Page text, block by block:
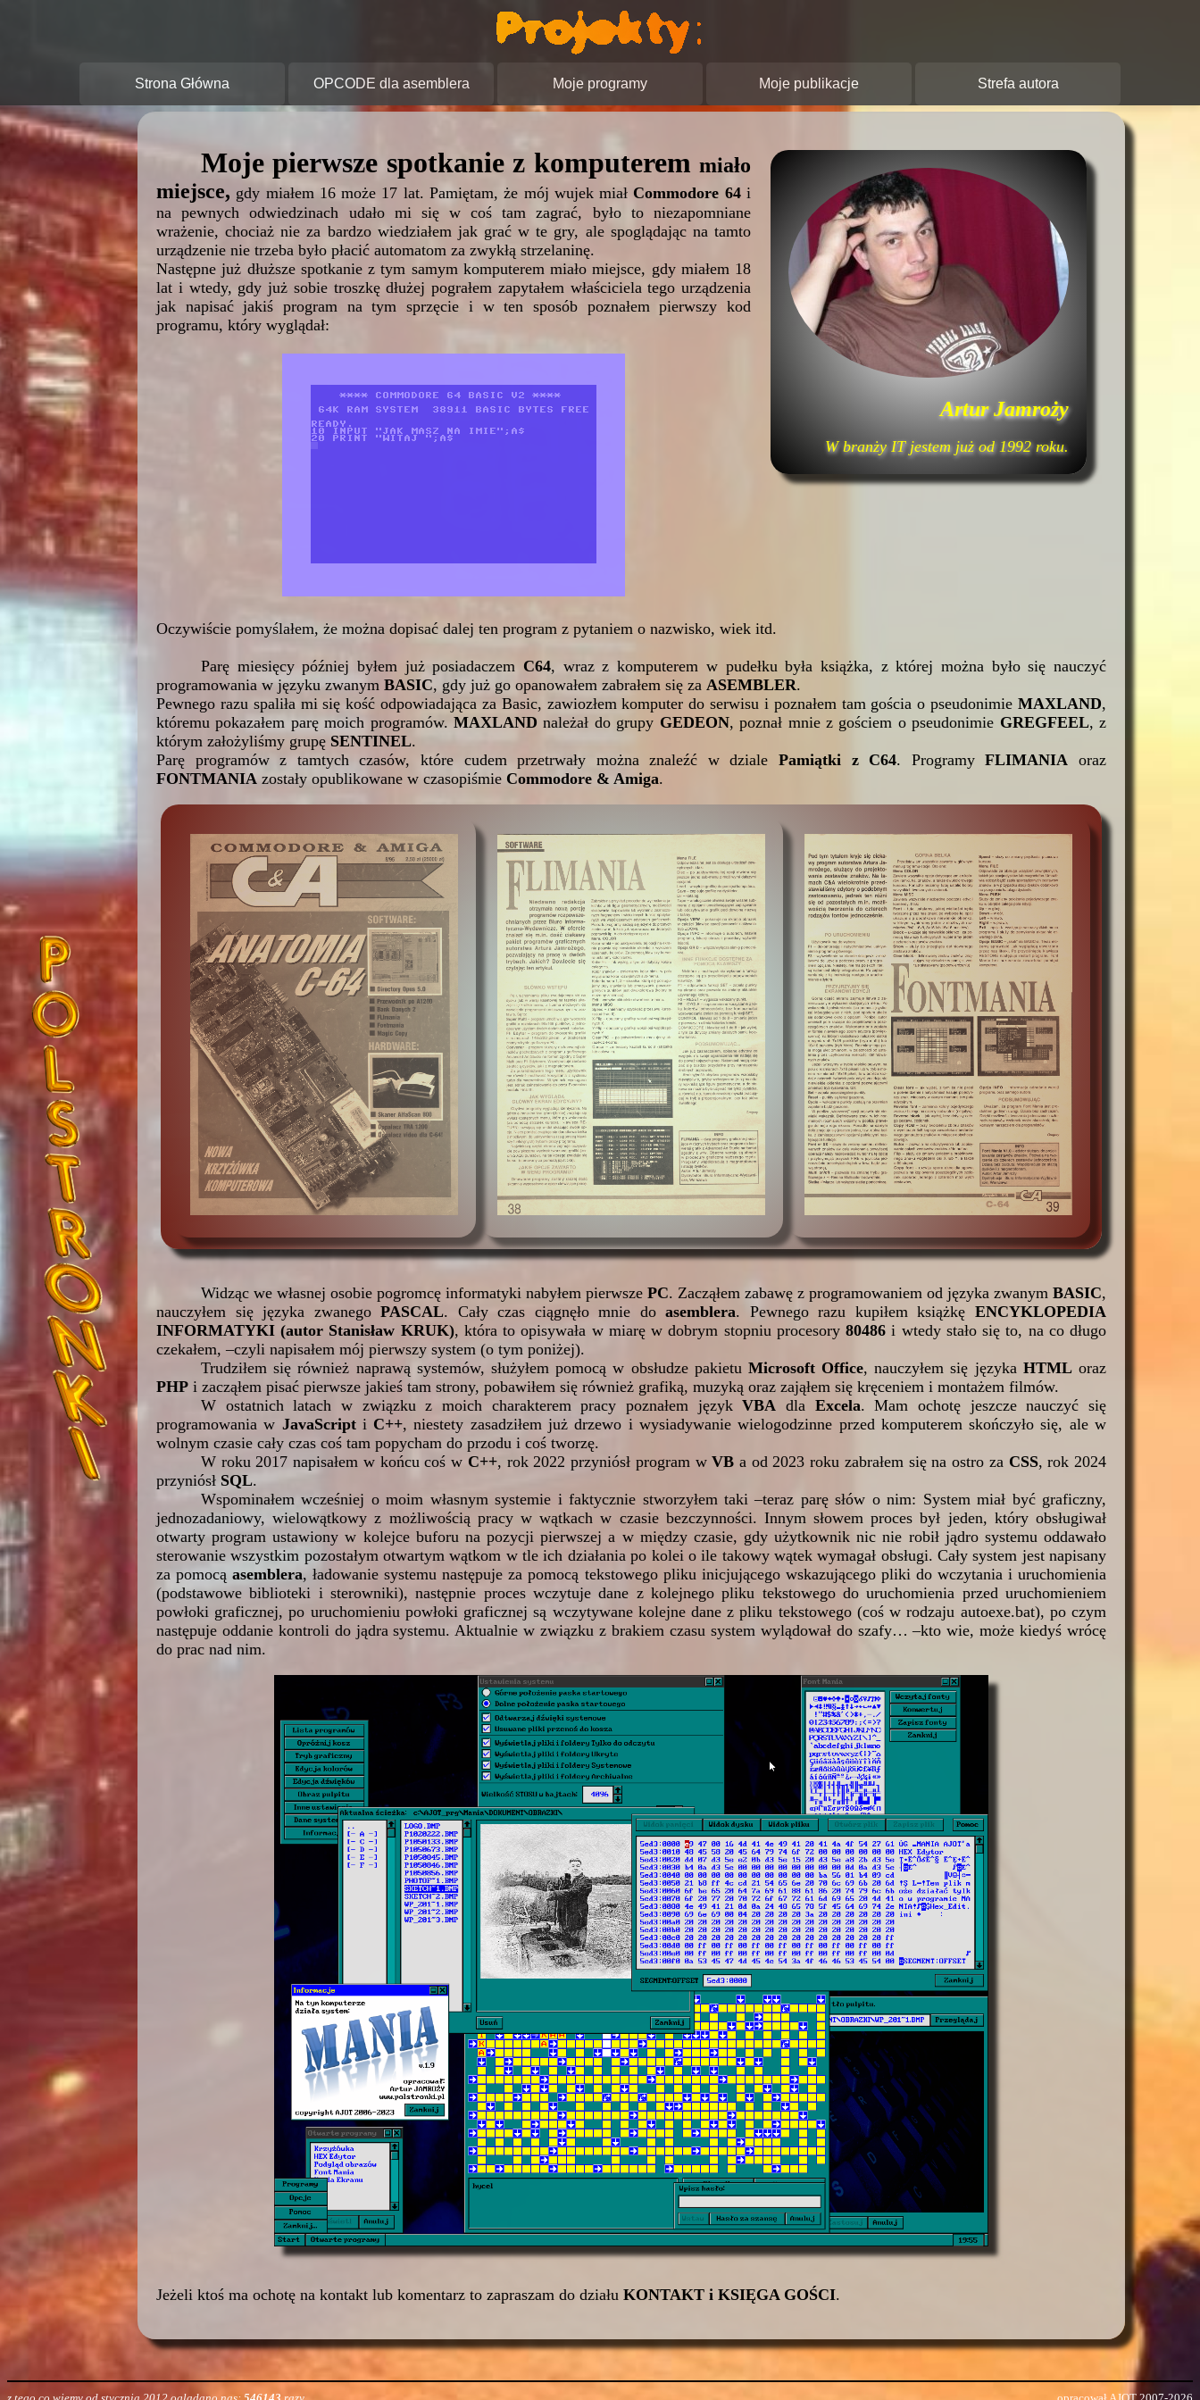
Opracowanie strony:
Strona Główna OPCODE dla asemblera Moje programy Moje publikacje Strefa autora
Artur Jamroży
W branży IT jestem już od 1992 roku.
Moje pierwsze spotkanie z komputerem miało
miejsce, gdy miałem 16 może 17 lat. Pamiętam, że mój wujek miał Commodore 64i
na pewnych odwiedzinach udało mi się w coś tam zagrać, było to niezapomniane
wrażenie, chociaż nie za bardzo wiedziałem jak grać w te gry, ale spoglądając na tamto
urządzenie nie trzeba było płacić automatom za zwykłą strzelaninę.
Następne już dłuższe spotkanie z tym samym komputerem miało miejsce, gdy miałem 18
lat i wtedy, gdy już sobie troszkę dłużej pograłem zapytałem właściciela tego urządzenia
jak napisać jakiś program na tym sprzęcie i w ten sposób poznałem pierwszy kod
programu, który wyglądał:
Oczywiście pomyślałem, że można dopisać dalej ten program z pytaniem o nazwisko, wiek itd.
Parę miesięcy później byłem już posiadaczem C64, wraz z komputerem w pudełku była książka, z której można było się nauczyć
programowania w języku zwanym BASIC, gdy już go opanowałem zabrałem się za ASEMBLER.
Pewnego razu spaliła mi się kość odpowiadająca za Basic, zawiozłem komputer do serwisu i poznałem tam gościa o pseudonimie MAXLAND,
któremu pokazałem parę moich programów.MAXLAND należał do grupy GEDEON, poznał mnie z gościem o pseudonimie GREGFEEL, z
którym założyliśmy grupę SENTINEL.
Parę programów z tamtych czasów, które cudem przetrwały można znaleźć w dzialePamiątki z C64. ProgramyFLIMANIA oraz
FONTMANIA zostały opublikowane w czasopiśmie Commodore & Amiga.
Widząc we własnej osobie pogromcę informatyki nabyłem pierwsze PC. Zacząłem zabawę z programowaniem od języka zwanym BASIC,
nauczyłem się języka zwanegoPASCAL. Cały czas ciągnęło mnie doasemblera. Pewnego razu kupiłem książkęENCYKLOPEDIA
INFORMATYKI (autor Stanisław KRUK), która to opisywała w miarę w dobrym stopniu procesory80486 i wtedy stało się to, na co długo
czekałem, –czyli napisałem mój pierwszy system (o tym poniżej).
Trudziłem się również naprawą systemów, służyłem pomocą w obsłudze pakietu Microsoft Office, nauczyłem się języka HTMLoraz
PHP i zacząłem pisać pierwsze jakieś tam strony, pobawiłem się również grafiką, muzyką oraz zająłem się kręceniem i montażem filmów.
W ostatnich latach w związku z moich charakterem pracy poznałem językVBA dla Excela. Mam ochotę jeszcze nauczyć się
programowania w JavaScripti C++, niestety zasadziłem już drzewo i wysiadywanie wielogodzinne przed komputerem skończyło się, ale w
wolnym czasie cały czas coś tam popycham do przodu i coś tworzę.
W roku 2017 napisałem w końcu coś w C++, rok 2022 przyniósł program wVB a od 2023 roku zabrałem się na ostro za CSS, rok 2024
przyniósł SQL.
Wspominałem wcześniej o moim własnym systemie i faktycznie stworzyłem taki –teraz parę słów o nim: System miał być graficzny,
jednozadaniowy, wielowątkowy z możliwością pracy w wątkach w czasie bezczynności. Innym słowem proces był jeden, który obsługiwał
otwarty program ustawiony w kolejce buforu na pozycji pierwszej a w między czasie, gdy użytkownik nic nie robił jądro systemu oddawało
sterowanie wszystkim pozostałym otwartym wątkom w tle ich działania po kolei o ile takowy wątek wymagał obsługi. Cały system jest napisany
za pomocąasemblera, ładowanie systemu następuje za pomocą tekstowego pliku inicjującego wskazującego pliki do wczytania i uruchomienia
(podstawowe biblioteki i sterowniki), następnie proces wczytuje dane z kolejnego pliku tekstowego do uruchomienia przed uruchomieniem
powłoki graficznej, po uruchomieniu powłoki graficznej są wczytywane kolejne dane z pliku tekstowego (coś w rodzaju autoexe.bat), po czym
następuje oddanie kontroli do jądra systemu. Aktualnie w związku z brakiem czasu system wylądował do szafy… –kto wie, może kiedyś wrócę
do prac nad nim.
Jeżeli ktoś ma ochotę na kontakt lub komentarz to zapraszam do działu KONTAKT i KSIĘGA GOŚCI.